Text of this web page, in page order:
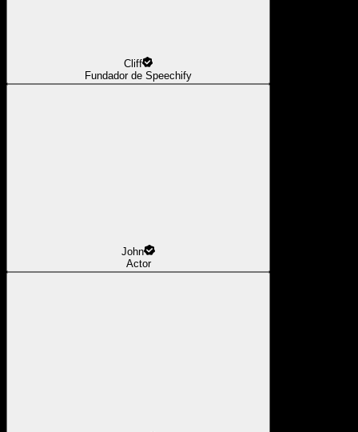
Cliff
Fundador de Speechify
John
Actor